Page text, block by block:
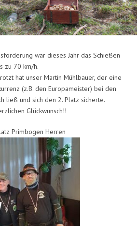
war dieses Jahr das Schießen
zu 70 km/h.
hat unser Martin Mühlbauer, der eine
(z.B. den Europameister) bei den
ließ und sich den 2. Platz sicherte.
Glückwunsch!!
Primbogen Herren